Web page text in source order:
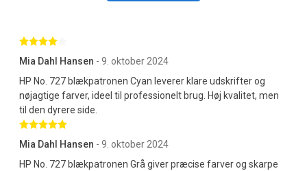
Mia Dahl Hansen - 9. oktober 2024
HP No. 727 blækpatronen Cyan leverer klare udskrifter og
nøjagtige farver, ideel til professionelt brug. Høj kvalitet, men
til den dyrere side.
Betygsatt 5 av 5 stjärnor
Mia Dahl Hansen - 9. oktober 2024
HP No. 727 blækpatronen Grå giver præcise farver og skarpe